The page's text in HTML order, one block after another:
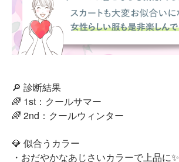
🔎 診断結果
🌈 1st：クールサマー
🌈 2nd：クールウィンター
💎 似合うカラー
・おだやかなあじさいカラーで上品に✨